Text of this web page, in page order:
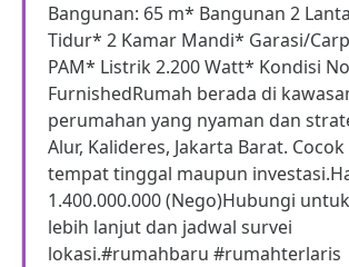
Bangunan: 65 m* Bangunan 2
Tidur* 2 Kamar Mandi* Garasi/
PAM* Listrik 2.200 Watt* Kondisi
FurnishedRumah berada di
perumahan yang nyaman dan
Alur, Kalideres, Jakarta Barat.
tempat tinggal maupun
1.400.000.000 (Nego)Hubungi
lebih lanjut dan jadwal survei
lokasi.#rumahbaru #rumahterlaris